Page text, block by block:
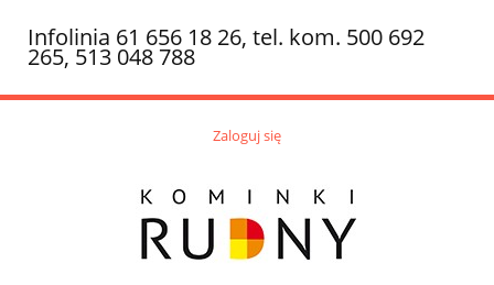
Infolinia 61 656 18 26, tel. kom. 500 692
265, 513 048 788
Zaloguj się